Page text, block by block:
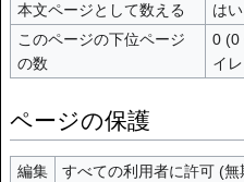
本文ページとして数える
はい
このページの下位ページ
の数
0 (0
イ
ページの保護
編集
すべての利用者に許可 (無